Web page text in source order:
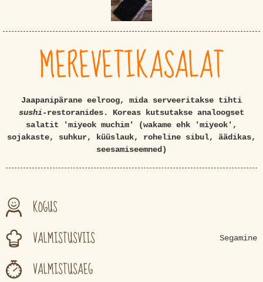
MEREVETIKASALAT
Jaapanipärane eelroog, mida serveeritakse tihti
sushi-restoranides. Koreas kutsutakse analoogset
salatit 'miyeok muchim' (wakame ehk 'miyeok',
sojakaste, suhkur, küüslauk, roheline sibul, äädikas,
seesamiseemned)
KOGUS
VALMISTUSVIIS
Segamine
VALMISTUSAEG